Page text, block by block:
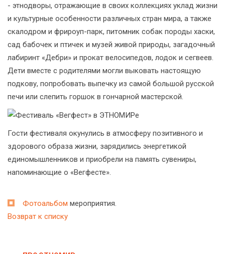
- этнодворы, отражающие в своих коллекциях уклад жизни
и культурные особенности различных стран мира, а также
скалодром и фрироуп-парк, питомник собак породы хаски,
сад бабочек и птичек и музей живой природы, загадочный
лабиринт «Дебри» и прокат велосипедов, лодок и сегвеев.
Дети вместе с родителями могли выковать настоящую
подкову, попробовать выпечку из самой большой русской
печи или слепить горшок в гончарной мастерской.
Гости фестиваля окунулись в атмосферу позитивного и
здорового образа жизни, зарядились энергетикой
единомышленников и приобрели на память сувениры,
напоминающие о «Вегфесте».
Фотоальбом мероприятия.
Возврат к списку